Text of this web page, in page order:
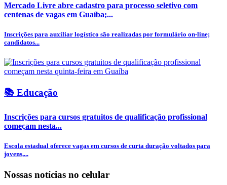
Mercado Livre abre cadastro para processo seletivo com
centenas de vagas em Guaíba;...
Inscrições para auxiliar logístico são realizadas por formulário on-line;
candidatos...
📚 Educação
Inscrições para cursos gratuitos de qualificação profissional
começam nesta...
Escola estadual oferece vagas em cursos de curta duração voltados para
jovens,...
Nossas notícias no celular